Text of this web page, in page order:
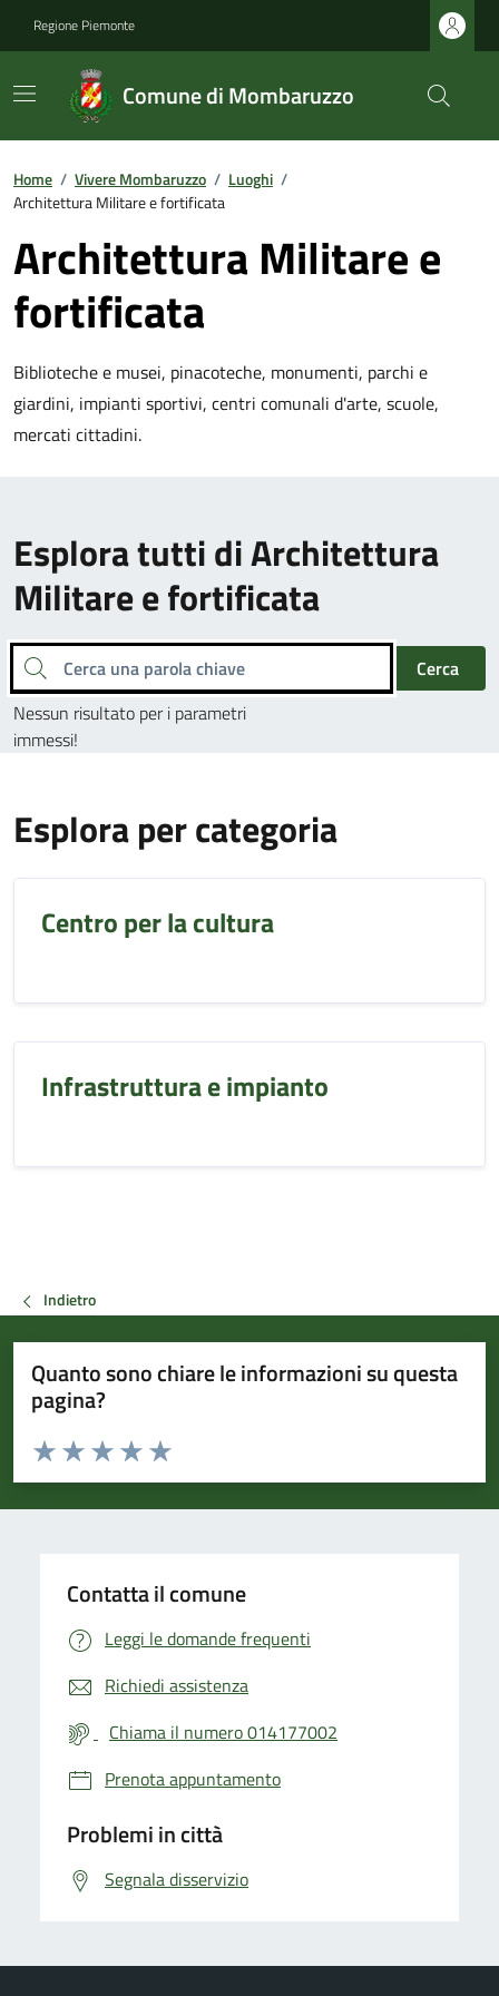
Regione Piemonte
Comune di Mombaruzzo
Home / Vivere Mombaruzzo / Luoghi /
Architettura Militare e fortificata
Architettura Militare e
fortificata
Biblioteche e musei, pinacoteche, monumenti, parchi e
giardini, impianti sportivi, centri comunali d'arte, scuole,
mercati cittadini.
Esplora tutti di Architettura
Militare e fortificata
Cerca una parola chiave
Cerca
Nessun risultato per i parametri
immessi!
Esplora per categoria
Centro per la cultura
Infrastruttura e impianto
Indietro
Quanto sono chiare le informazioni su questa
pagina?
Valuta da 1 a 5 stelle la pagina
Valuta 5 stelle su 5
Valuta 4 stelle su 5
Valuta 3 stelle su 5
Valuta 2 stelle su 5
Valuta 1 stelle su 5
Contatta il comune
Leggi le domande frequenti
Richiedi assistenza
Chiama il numero 014177002
Prenota appuntamento
Problemi in città
Segnala disservizio